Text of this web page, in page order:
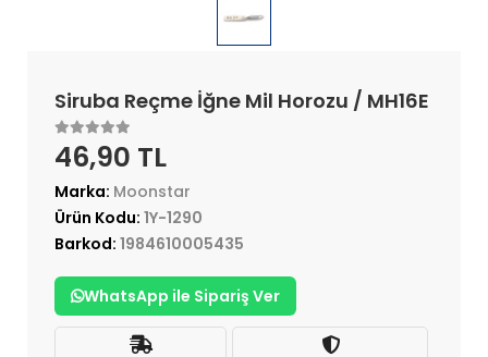
Siruba Reçme İğne Mil Horozu / MH16E
46,90 TL
Marka: Moonstar
Ürün Kodu: 1Y-1290
Barkod: 1984610005435
WhatsApp ile Sipariş Ver